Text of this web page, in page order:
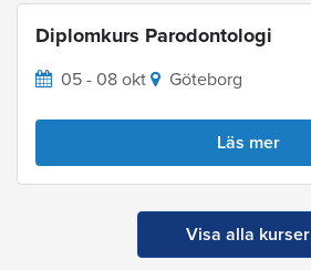
Diplomkurs Parodontologi
05 - 08 okt Göteborg
Läs mer
Visa alla kurser